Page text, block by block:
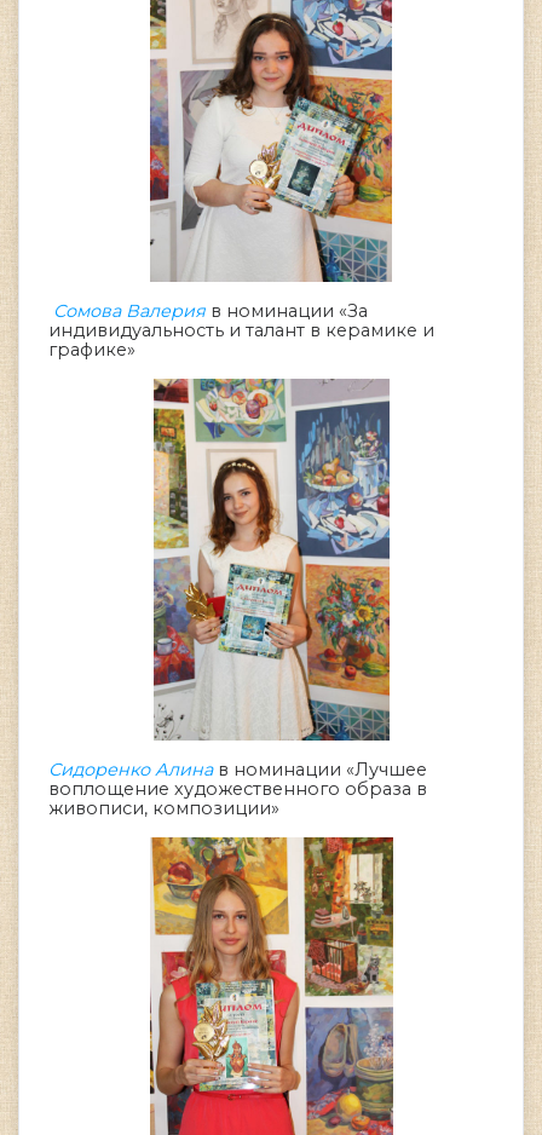
Сомова Валерия в номинации «За
индивидуальность и талант в керамике и
графике»
Сидоренко Алинав номинации «Лучшее
воплощение художественного образа в
живописи, композиции»